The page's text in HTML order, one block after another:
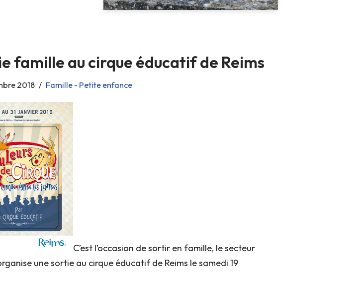
famille au cirque éducatif de Reims
2018 Famille - Petite enfance
C’est l’occasion de sortir en famille, le secteur
une sortie au cirque éducatif de Reims le samedi 19